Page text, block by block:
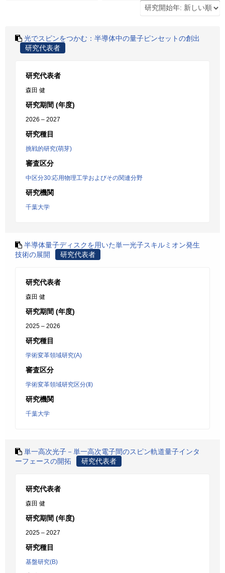
光でスピンをつかむ：半導体中の量子ピンセットの創出
研究代表者
研究代表者
森田 健
研究期間 (年度)
2026 – 2027
研究種目
挑戦的研究(萌芽)
審査区分
中区分30:応用物理工学およびその関連分野
研究機関
千葉大学
半導体量子ディスクを用いた単一光子スキルミオン発生
技術の展開
研究代表者
研究代表者
森田 健
研究期間 (年度)
2025 – 2026
研究種目
学術変革領域研究(A)
審査区分
学術変革領域研究区分(Ⅱ)
研究機関
千葉大学
単一高次光子－単一高次電子間のスピン軌道量子インタ
ーフェースの開拓
研究代表者
研究代表者
森田 健
研究期間 (年度)
2025 – 2027
研究種目
基盤研究(B)